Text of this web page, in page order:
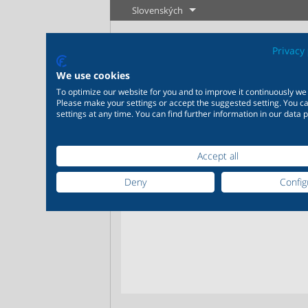
Slovenských
Zistiť viac Zistiť viac
20 000 výrobkov pre
priemysel - Váš flexibilný
200 000
- Výrobné
We use cookies
To optimize our website for you and to improve it continuously we
Please make your settings or accept the suggested setting. You
settings at any time. You can find further information in our data
Accept all
Deny